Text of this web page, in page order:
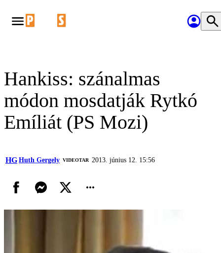
Hankiss: szánalmas
módon mosdatják Rytkó
Emíliát (PS Mozi)
HG Huth Gergely VIDEOTAR 2013. június 12. 15:56